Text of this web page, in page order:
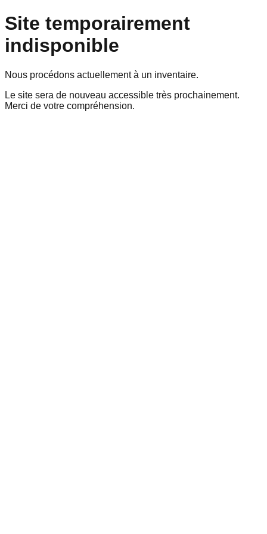
Site temporairement
indisponible
Nous procédons actuellement à un inventaire.
Le site sera de nouveau accessible très prochainement.
Merci de votre compréhension.